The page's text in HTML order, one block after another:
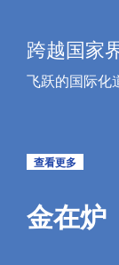
跨越国家
飞跃的国际化
查看更多
金在炉